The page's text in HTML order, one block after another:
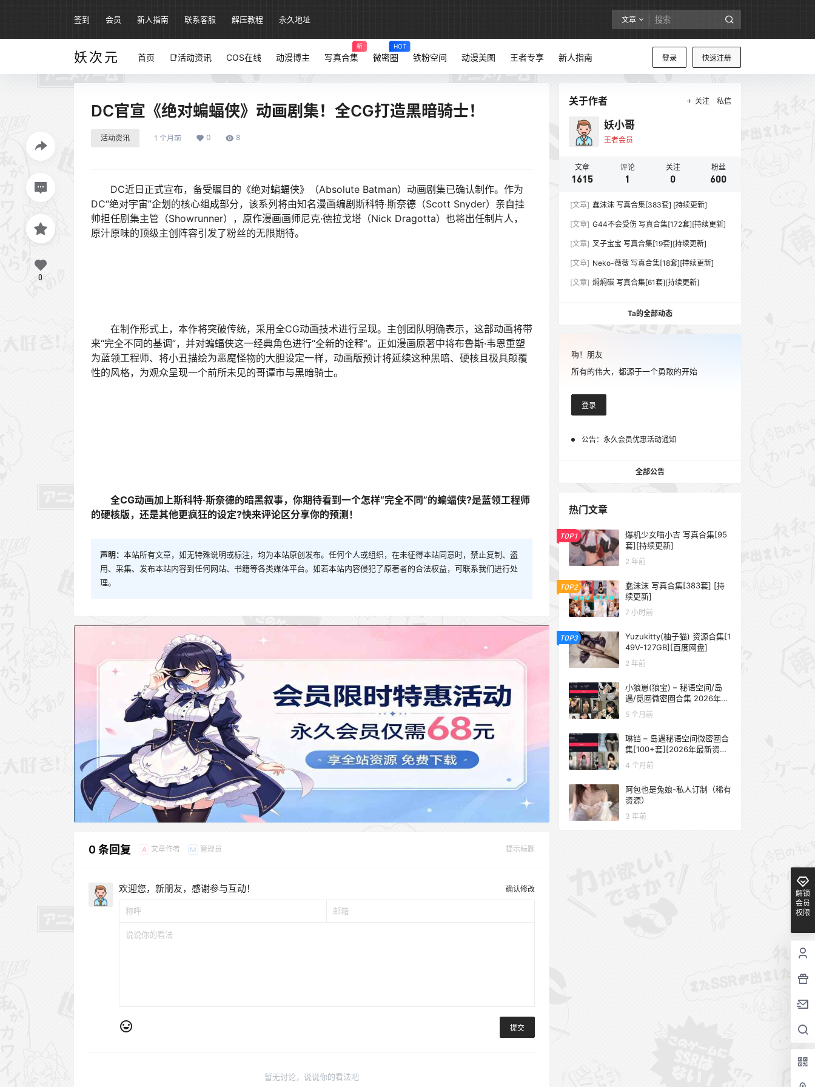
签到 会员 新人指南 联系客服 解压教程 永久地址 文章
妖次元 登录 快速注册
首页 📑活动资讯 COS在线 动漫博主 写真合集
新
微密圈
HOT
铁粉空间 动漫美图 王者专享 新人指南
DC官宣《绝对蝙蝠侠》动画剧集！全CG打造黑暗骑士！
活动资讯 1 个月前 0 8
DC近日正式宣布，备受瞩目的《绝对蝙蝠侠》（Absolute Batman）动画剧集已确认制作。作为
DC“绝对宇宙”企划的核心组成部分，该系列将由知名漫画编剧斯科特·斯奈德（Scott Snyder）亲自挂
帅担任剧集主管（Showrunner），原作漫画画师尼克·德拉戈塔（Nick Dragotta）也将出任制片人，
原汁原味的顶级主创阵容引发了粉丝的无限期待。
在制作形式上，本作将突破传统，采用全CG动画技术进行呈现。主创团队明确表示，这部动画将带
来“完全不同的基调”，并对蝙蝠侠这一经典角色进行“全新的诠释”。正如漫画原著中将布鲁斯·韦恩重塑
为蓝领工程师、将小丑描绘为恶魔怪物的大胆设定一样，动画版预计将延续这种黑暗、硬核且极具颠覆
性的风格，为观众呈现一个前所未见的哥谭市与黑暗骑士。
全CG动画加上斯科特·斯奈德的暗黑叙事，你期待看到一个怎样“完全不同”的蝙蝠侠?是蓝领工程师
的硬核版，还是其他更疯狂的设定?快来评论区分享你的预测！
声明： 本站所有文章，如无特殊说明或标注，均为本站原创发布。任何个人或组织，在未征得本站同意时，禁止复制、盗
用、采集、发布本站内容到任何网站、书籍等各类媒体平台。如若本站内容侵犯了原著者的合法权益，可联系我们进行处
理。
0
0 条回复 A 文章作者 M 管理员 提示标题
欢迎您，新朋友，感谢参与互动！ 确认修改
提交
暂无讨论，说说你的看法吧
关于作者 关注 私信
妖小哥
王者会员
文章
1615
评论
1
关注
0
粉丝
600
[文章] 蠢沫沫 写真合集[383套] [持续更新]
[文章] G44不会受伤 写真合集[172套][持续更新]
[文章] 叉子宝宝 写真合集[19套][持续更新]
[文章] Neko-薇薇 写真合集[18套][持续更新]
[文章] 焖焖碳 写真合集[61套][持续更新]
Ta的全部动态
嗨！朋友
所有的伟大，都源于一个勇敢的开始
登录
公告： 永久会员优惠活动通知
全部公告
热门文章
TOP1
爆机少女喵小吉 写真合集[95
套][持续更新]
2 年前
TOP2
蠢沫沫 写真合集[383套] [持
续更新]
7 小时前
TOP3
Yuzukitty(柚子猫) 资源合集[1
49V-127GB][百度网盘]
2 年前
小狼崽(狼宝) – 秘语空间/岛
遇/觅圈微密圈合集 2026年抖
音资源更新中
5 个月前
琳铛 – 岛遇秘语空间微密圈合
集[100+套][2026年最新资源
更新中]
4 个月前
阿包也是兔娘-私人订制（稀有
资源）
3 年前
解锁
会员
权限